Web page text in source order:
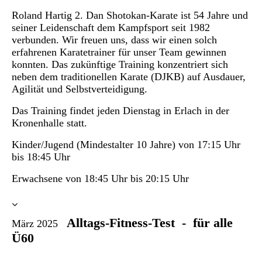
Roland Hartig 2. Dan Shotokan-Karate ist 54 Jahre und
seiner Leidenschaft dem Kampfsport seit 1982
verbunden. Wir freuen uns, dass wir einen solch
erfahrenen Karatetrainer für unser Team gewinnen
konnten. Das zukünftige Training konzentriert sich
neben dem traditionellen Karate (DJKB) auf Ausdauer,
Agilität und Selbstverteidigung.
Das Training findet jeden Dienstag in Erlach in der
Kronenhalle statt.
Kinder/Jugend (Mindestalter 10 Jahre) von 17:15 Uhr
bis 18:45 Uhr
Erwachsene von 18:45 Uhr bis 20:15 Uhr
März 2025 Alltags-Fitness-Test - für alle
Ü60